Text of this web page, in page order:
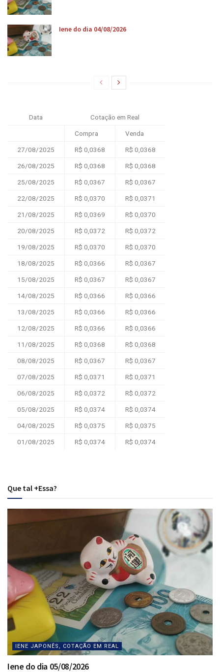
Iene do dia 04/08/2026
Data Cotação em Real
Compra Venda
27/08/2025 R$ 0,0368 R$ 0,0368
26/08/2025 R$ 0,0368 R$ 0,0368
25/08/2025 R$ 0,0367 R$ 0,0367
22/08/2025 R$ 0,0370 R$ 0,0371
21/08/2025 R$ 0,0369 R$ 0,0370
20/08/2025 R$ 0,0372 R$ 0,0372
19/08/2025 R$ 0,0370 R$ 0,0370
18/08/2025 R$ 0,0366 R$ 0,0367
15/08/2025 R$ 0,0367 R$ 0,0367
14/08/2025 R$ 0,0366 R$ 0,0366
13/08/2025 R$ 0,0366 R$ 0,0366
12/08/2025 R$ 0,0366 R$ 0,0366
11/08/2025 R$ 0,0368 R$ 0,0368
08/08/2025 R$ 0,0367 R$ 0,0367
07/08/2025 R$ 0,0371 R$ 0,0371
06/08/2025 R$ 0,0372 R$ 0,0372
05/08/2025 R$ 0,0374 R$ 0,0374
04/08/2025 R$ 0,0375 R$ 0,0375
01/08/2025 R$ 0,0374 R$ 0,0374
Que tal +Essa?
IENE JAPONÊS, COTAÇÃO EM REAL
Iene do dia 05/08/2026